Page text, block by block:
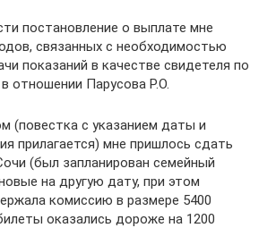
постановление о выплате мне
связанных с необходимостью
показаний в качестве свидетеля по
отношении Парусова Р.О.
(повестка с указанием даты и
прилагается) мне пришлось сдать
(был запланирован семейный
на другую дату, при этом
комиссию в размере 5400
оказались дороже на 1200